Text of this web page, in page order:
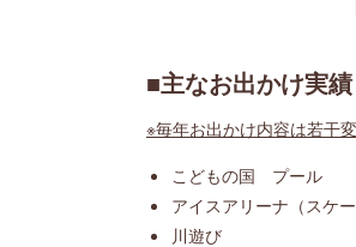
■主なお出かけ実
※毎年お出かけ内容は若干
こどもの国 プール
アイスアリーナ（スケー
川遊び